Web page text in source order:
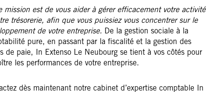
mission est de vous aider à gérer efficacement votre activité
trésorerie, afin que vous puissiez vous concentrer sur le
de votre entreprise. De la gestion sociale à la
pure, en passant par la fiscalité et la gestion des
de paie, In Extenso Le Neubourg se tient à vos côtés pour
les performances de votre entreprise.
dès maintenant notre cabinet d’expertise comptable In